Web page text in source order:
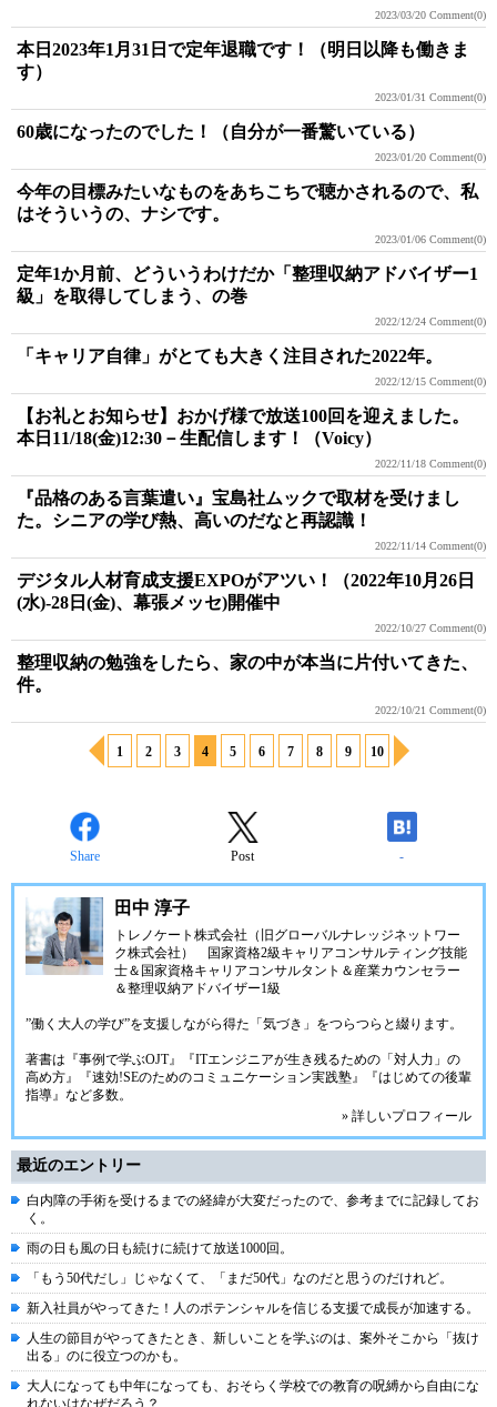
2023/03/20 Comment(0)
本日2023年1月31日で定年退職です！（明日以降も働きま
す）
2023/01/31 Comment(0)
60歳になったのでした！（自分が一番驚いている）
2023/01/20 Comment(0)
今年の目標みたいなものをあちこちで聴かされるので、私
はそういうの、ナシです。
2023/01/06 Comment(0)
定年1か月前、どういうわけだか「整理収納アドバイザー1
級」を取得してしまう、の巻
2022/12/24 Comment(0)
「キャリア自律」がとても大きく注目された2022年。
2022/12/15 Comment(0)
【お礼とお知らせ】おかげ様で放送100回を迎えました。
本日11/18(金)12:30－生配信します！（Voicy）
2022/11/18 Comment(0)
『品格のある言葉遣い』宝島社ムックで取材を受けまし
た。シニアの学び熱、高いのだなと再認識！
2022/11/14 Comment(0)
デジタル人材育成支援EXPOがアツい！（2022年10月26日
(水)-28日(金)、幕張メッセ)開催中
2022/10/27 Comment(0)
整理収納の勉強をしたら、家の中が本当に片付いてきた、
件。
2022/10/21 Comment(0)
1 2 3 4 5 6 7 8 9 10
Share Post -
田中 淳子
トレノケート株式会社（旧グローバルナレッジネットワー
ク株式会社）
国家資格2級キャリアコンサルティング技能
士＆国家資格キャリアコンサルタント＆産業カウンセラー
＆整理収納アドバイザー1級
”働く大人の学び”を支援しながら得た「気づき」をつらつらと綴ります。
著書は『事例で学ぶOJT』『ITエンジニアが生き残るための「対人力」の
高め方』『速効!SEのためのコミュニケーション実践塾』『はじめての後輩
指導』など多数。
» 詳しいプロフィール
最近のエントリー
白内障の手術を受けるまでの経緯が大変だったので、参考までに記録してお
く。
雨の日も風の日も続けに続けて放送1000回。
「もう50代だし」じゃなくて、「まだ50代」なのだと思うのだけれど。
新入社員がやってきた！人のポテンシャルを信じる支援で成長が加速する。
人生の節目がやってきたとき、新しいことを学ぶのは、案外そこから「抜け
出る」のに役立つのかも。
大人になっても中年になっても、おそらく学校での教育の呪縛から自由にな
れないはなぜだろう？